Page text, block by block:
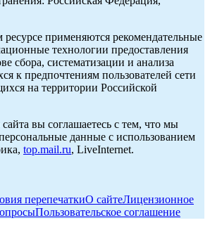
применяются рекомендательные
технологии предоставления
сбора, систематизации и анализа
к предпочтениям пользователей сети
на территории Российской
вы соглашаетесь с тем, что мы
данные с использованием
top.mail.ru, LiveInternet.
перепечаткиО сайтеЛицензионное
Пользовательское соглашение